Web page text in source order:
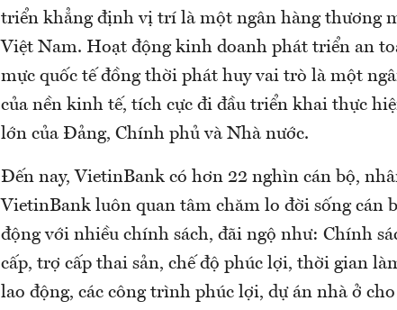
triển khẳng định vị trí là một ngân hàng thương
Việt Nam. Hoạt động kinh doanh phát triển an
mực quốc tế đồng thời phát huy vai trò là một
của nền kinh tế, tích cực đi đầu triển khai thực
lớn của Đảng, Chính phủ và Nhà nước.
Đến nay, VietinBank có hơn 22 nghìn cán bộ,
VietinBank luôn quan tâm chăm lo đời sống cán
động với nhiều chính sách, đãi ngộ như: Chính
cấp, trợ cấp thai sản, chế độ phúc lợi, thời gian
lao động, các công trình phúc lợi, dự án nhà ở